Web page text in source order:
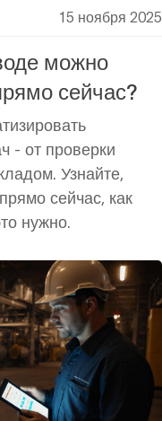
15 ноября 2025
можно
сейчас?
- от проверки
Узнайте,
сейчас, как
нужно.